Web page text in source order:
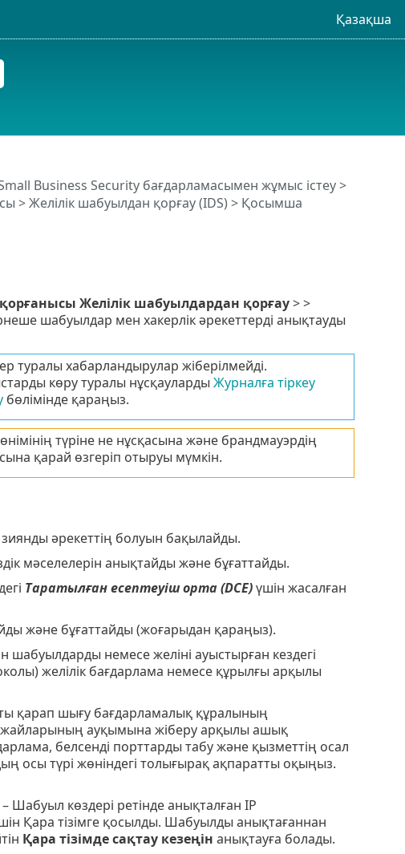
Қазақша
Small Business Security бағдарламасымен жұмыс істеу>
>Желілік шабуылдан қорғау (IDS) > Қосымша
Желілік шабуылдардан қорғау> >
шабуылдар мен хакерлік әрекеттерді анықтауды
туралы хабарландырулар жіберілмейді.
көру туралы нұсқауларды Журналға тіркеу
бөлімінде қараңыз.
түріне не нұсқасына және брандмауэрдің
қарай өзгеріп отыруы мүмкін.
әрекеттің болуын бақылайды.
мәселелерін анықтайды және бұғаттайды.
Таратылған есептеуіш орта (DCE)үшін жасалған
және бұғаттайды (жоғарыдан қараңыз).
шабуылдаpды немесе желіні ауыстырған кездегі
желілік бағдарлама немесе құрылғы арқылы
қарап шығу бағдарламалық құралының
ауқымына жіберу арқылы ашық
белсенді порттарды табу және қызметтің осал
осы түрі жөніндегі толығырақ ақпаратты оқыңыз.
Шабуыл көздері ретінде анықталған IP
Қара тізімге қосылды. Шабуылды анықтағаннан
Қара тізімде сақтау кезеңін анықтауға болады.